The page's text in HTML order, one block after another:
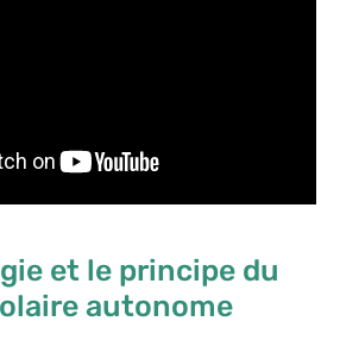
et le principe du
autonome